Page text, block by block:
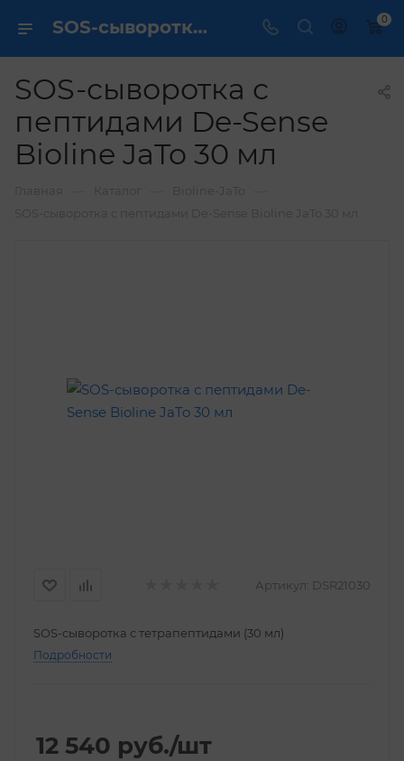
SOS-сыворотка с пептидами De-Sense Bioline JaTo 30 мл купить по выгодной цене в интернет магазине 0
SOS-сыворотка с
пептидами De-Sense
Bioline JaTo 30 мл
Артикул: DSR21030
SOS-сыворотка с тетрапептидами (30 мл)
Подробности
12 540 руб./шт